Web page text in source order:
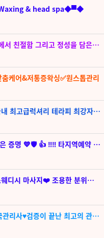
& head spa◆▀◆
일산 마두역 1인샵 [채아] 아늑한 분위기에서 친절함 그리고 정성을 담은 명품테라피로 최선을 다하여 관리해 드립니다
케어&저통증왁싱✅원스톱관리
강남역 [사월스파] Spa&Waxing ˚•̩̩͙✩•̩̩͙국내 최고급럭셔리 테라피 최강자!!•̩̩͙✩•̩̩͙˚
인천 청라 [2251] 💙🛡️청결은 기본, 실력은 증명 💙🛡️ 👍 ‼️‼️ 타지역예약 1등 ‼️‼️ 👍 정말 어렵게 모셨습니다 뻔함은 지우고 퀄리만 가득 👍
창원 산호동 1인샵 [제니] ❤️왁싱.정통 스웨디시 마사지❤️ 조용한 분위기❤️
광명 소하동 [블루문테라피] ♥친절한 한국관리사♥검증이 끝난 최고의 관리사♥